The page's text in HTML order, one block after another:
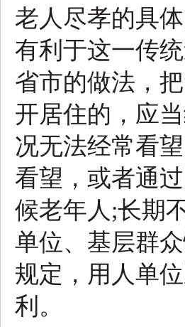
老人尽孝的具
有利于这一传
省市的做法，
开居住的，应
况无法经常看
看望，或者通
候老年人;长期
单位、基层群
规定，用人单
利。